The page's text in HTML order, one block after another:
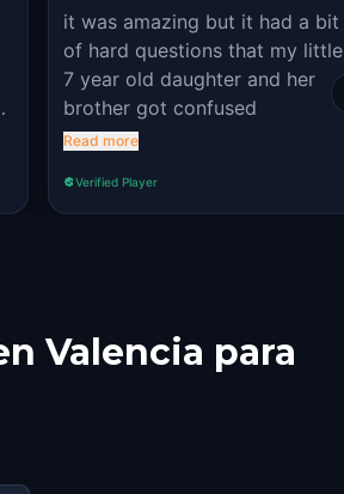
it was amazing but it had a bit
of hard questions that my little
7 year old daughter and her
brother got confused
Read more
Verified Player
Valencia para